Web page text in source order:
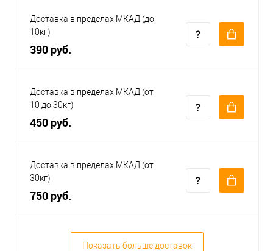
Доставка в пределах МКАД (до
10кг)
390 руб.
Доставка в пределах МКАД (от
10 до 30кг)
450 руб.
Доставка в пределах МКАД (от
30кг)
750 руб.
Показать больше доставок